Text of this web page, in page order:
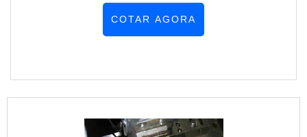
COTAR AGORA